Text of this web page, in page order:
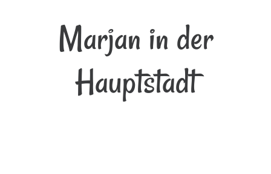
Marjan in der
Hauptstadt